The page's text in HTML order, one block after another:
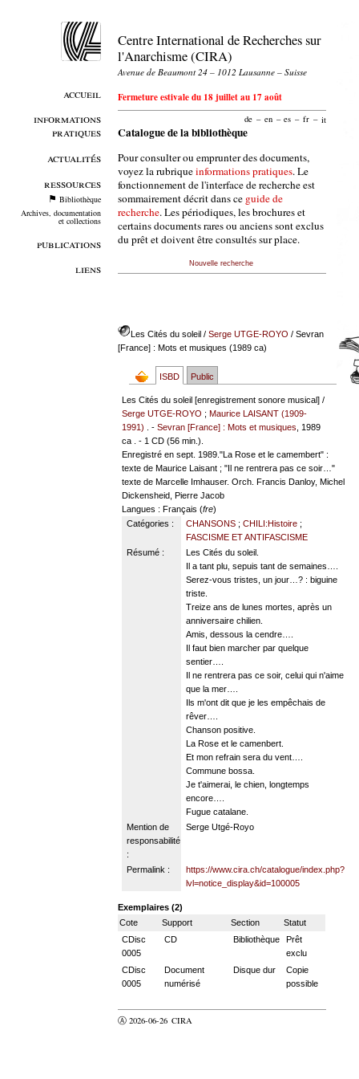
accueil
informations
pratiques
actualités
ressources
Bibliothèque
Archives, documentation
et collections
publications
liens
Centre International de Recherches sur
l'Anarchisme (CIRA)
Avenue de Beaumont 24 – 1012 Lausanne – Suisse
Fermeture estivale du 18 juillet au 17 août
de – en – es – fr – it
Catalogue de la bibliothèque
Pour consulter ou emprunter des documents,
voyez la rubriqueinformations pratiques. Le
fonctionnement de l'interface de recherche est
sommairement décrit dans ce guide de
recherche. Les périodiques, les brochures et
certains documents rares ou anciens sont exclus
du prêt et doivent être consultés sur place.
Nouvelle recherche
Les Cités du soleil/ Serge UTGE-ROYO / Sevran
[France] : Mots et musiques (1989 ca)
ISBD Public
Les Cités du soleil [enregistrement sonore musical] /
Serge UTGE-ROYO ;Maurice LAISANT (1909-
1991)
. -Sevran [France] : Mots et musiques
, 1989
ca . - 1 CD (56 min.).
Enregistré en sept. 1989."La Rose et le camembert" :
texte de Maurice Laisant ; "Il ne rentrera pas ce soir…"
texte de Marcelle Imhauser. Orch. Francis Danloy, Michel
Dickensheid, Pierre Jacob
Langues : Français (fre)
Catégories :
CHANSONS; CHILI:Histoire;
FASCISME ET ANTIFASCISME
Résumé :
Les Cités du soleil.
Il a tant plu, sepuis tant de semaines….
Serez-vous tristes, un jour…? : biguine
triste.
Treize ans de lunes mortes, après un
anniversaire chilien.
Amis, dessous la cendre….
Il faut bien marcher par quelque
sentier….
Il ne rentrera pas ce soir, celui qui n'aime
que la mer….
Ils m'ont dit que je les empêchais de
rêver….
Chanson positive.
La Rose et le camenbert.
Et mon refrain sera du vent….
Commune bossa.
Je t'aimerai, le chien, longtemps
encore….
Fugue catalane.
Mention de
responsabilité
:
Serge Utgé-Royo
Permalink :
https://www.cira.ch/catalogue/index.php?
lvl=notice_display&id=100005
Exemplaires (2)
Cote
Support Section
Statut
CDisc
0005
CD Bibliothèque
Prêt
exclu
CDisc
0005
Document
numérisé
Disque dur
Copie
possible
Ⓐ 2026-06-26 CIRA